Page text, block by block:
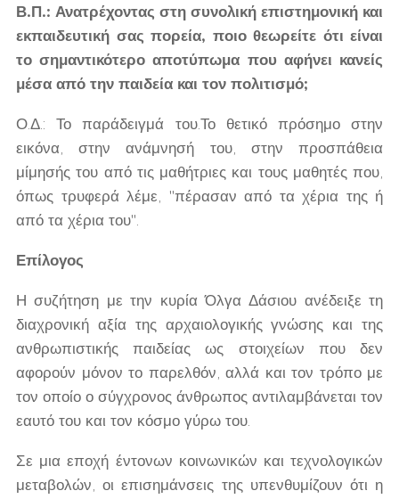
Β.Π.: Ανατρέχοντας στη συνολική επιστημονική και
εκπαιδευτική σας πορεία, ποιο θεωρείτε ότι είναι
το σημαντικότερο αποτύπωμα που αφήνει κανείς
μέσα από την παιδεία και τον πολιτισμό;
Ο.Δ.: Το παράδειγμά του.Το θετικό πρόσημο στην
εικόνα, στην ανάμνησή του, στην προσπάθεια
μίμησής του από τις μαθήτριες και τους μαθητές που,
όπως τρυφερά λέμε, "πέρασαν από τα χέρια της ή
από τα χέρια του".
Επίλογος
Η συζήτηση με την κυρία Όλγα Δάσιου ανέδειξε τη
διαχρονική αξία της αρχαιολογικής γνώσης και της
ανθρωπιστικής παιδείας ως στοιχείων που δεν
αφορούν μόνον το παρελθόν, αλλά και τον τρόπο με
τον οποίο ο σύγχρονος άνθρωπος αντιλαμβάνεται τον
εαυτό του και τον κόσμο γύρω του.
Σε μια εποχή έντονων κοινωνικών και τεχνολογικών
μεταβολών, οι επισημάνσεις της υπενθυμίζουν ότι η